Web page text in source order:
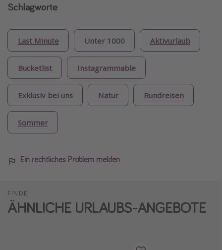
Schlagworte
Last Minute Unter 1000 Aktivurlaub
Bucketlist Instagrammable
Exklusiv bei uns Natur Rundreisen
Sommer
Ein rechtliches Problem melden
FINDE
ÄHNLICHE URLAUBS-ANGEBOTE